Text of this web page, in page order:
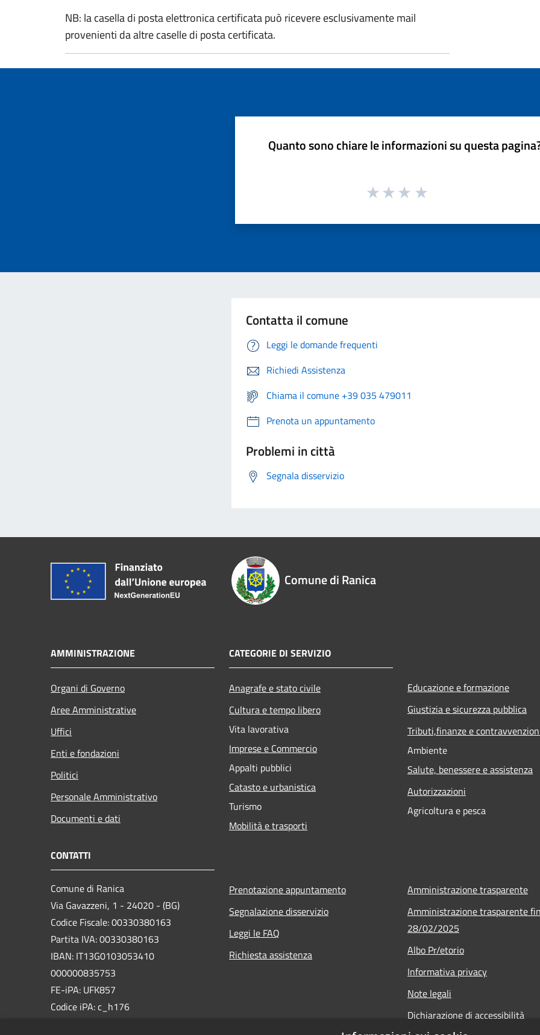
NB: la casella di posta elettronica certificata può ricevere esclusivamente mail
provenienti da altre caselle di posta certificata.
Quanto sono chiare le informazioni su questa
Contatta il comune
Leggi le domande frequenti
Richiedi Assistenza
Chiama il comune +39 035 479011
Prenota un appuntamento
Problemi in città
Segnala disservizio
Comune di Ranica
AMMINISTRAZIONE
Organi di Governo
Aree Amministrative
Uffici
Enti e fondazioni
Politici
Personale Amministrativo
Documenti e dati
CATEGORIE DI SERVIZIO
Anagrafe e stato civile
Cultura e tempo libero
Vita lavorativa
Imprese e Commercio
Appalti pubblici
Catasto e urbanistica
Turismo
Mobilità e trasporti
Educazione e formazione
Giustizia e sicurezza pubblica
Tributi,finanze e
Ambiente
Salute, benessere e assistenza
Autorizzazioni
Agricoltura e pesca
CONTATTI
Comune di Ranica
Via Gavazzeni, 1 - 24020 - (BG)
Codice Fiscale: 00330380163
Partita IVA: 00330380163
IBAN: IT13G0103053410
000000835753
FE-iPA: UFK857
Codice iPA: c_h176
Prenotazione appuntamento
Segnalazione disservizio
Leggi le FAQ
Richiesta assistenza
Amministrazione trasparente
Amministrazione trasparente
28/02/2025
Albo Pr/etorio
Informativa privacy
Note legali
Dichiarazione di accessibilità